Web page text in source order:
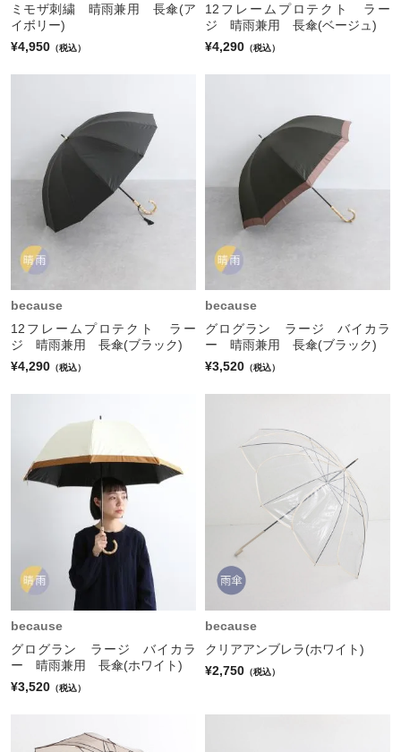
ミモザ刺繍 晴雨兼用 長傘(ア
イボリー)
¥4,950 （税込）
12フレームプロテクト ラー
ジ 晴雨兼用 長傘(ベージュ)
¥4,290 （税込）
because
12フレームプロテクト ラー
ジ 晴雨兼用 長傘(ブラック)
¥4,290 （税込）
because
グログラン ラージ バイカラ
ー 晴雨兼用 長傘(ブラック)
¥3,520 （税込）
because
グログラン ラージ バイカラ
ー 晴雨兼用 長傘(ホワイト)
¥3,520 （税込）
because
クリアアンブレラ(ホワイト)
¥2,750 （税込）